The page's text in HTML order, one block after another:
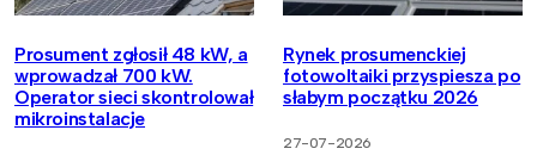
Prosument zgłosił 48 kW, a
wprowadzał 700 kW.
Operator sieci skontrolował
mikroinstalacje
Rynek prosumenckiej
fotowoltaiki przyspiesza po
słabym początku 2026
27-07-2026